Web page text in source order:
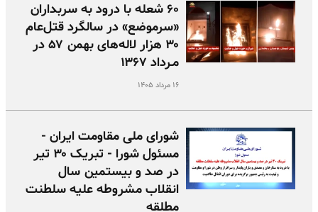
۶۰ شعله با درود به سربداران
«سرموضع» در سالگرد قتل‌عام
۳۰ هزار لاله‌های بهمن ۵۷ در
مـرداد ۱۳۶۷
۱۶ مرداد ۱۴۰۵
شورای ملی مقاومت ایران -
مسئول شورا - تبریک ۳۰ تیر
در صد و بیستمین سال
انقلاب مشروطه علیه سلطنت
مطلقه